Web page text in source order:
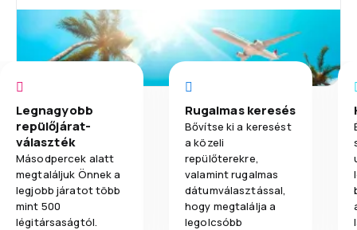
Legnagyobb
repülőjárat-
választék
Másodpercek alatt
megtaláljuk Önnek a
legjobb járatot több
mint 500
légitársaságtól.
Rugalmas keresés
Bővítse ki a keresést
a közeli
repülőterekre,
valamint rugalmas
dátumválasztással,
hogy megtalálja a
legolcsóbb